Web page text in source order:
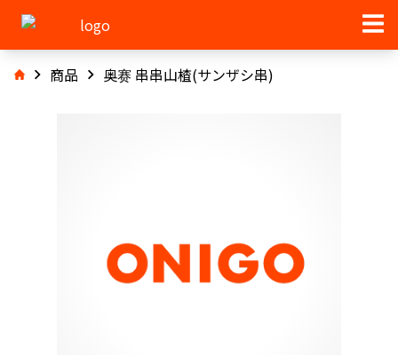
商品 奥赛 串串山楂(サンザシ串)